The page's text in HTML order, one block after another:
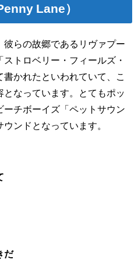
Lane）
らの故郷であるリヴァプー
トロベリー・フィールズ・
かれたといわれていて、こ
なっています。とてもポッ
チボーイズ「ペットサウン
ンドとなっています。
だ